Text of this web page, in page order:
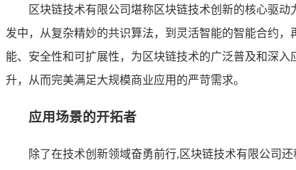
区块链技术有限公司堪称区块链技术创新的核心驱
发中，从复杂精妙的共识算法，到灵活智能的智能合约
能、安全性和可扩展性，为区块链技术的广泛普及和深
升，从而完美满足大规模商业应用的严苛需求。
应用场景的开拓者
除了在技术创新领域奋勇前行,区块链技术有限公司